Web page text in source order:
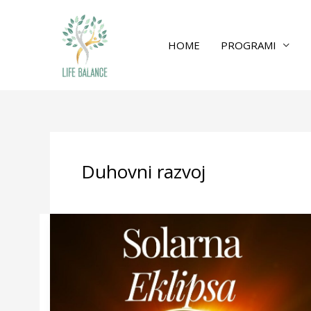
HOME PROGRAMI
Duhovni razvoj